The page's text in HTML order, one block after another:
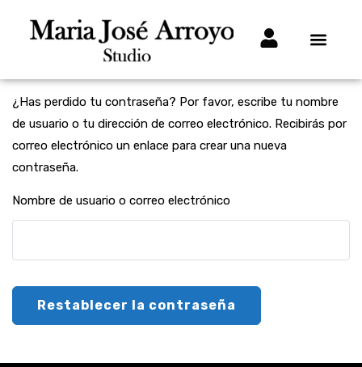
¿Has perdido tu contraseña? Por favor, escribe tu nombre
de usuario o tu dirección de correo electrónico. Recibirás por
correo electrónico un enlace para crear una nueva
contraseña.
Nombre de usuario o correo electrónico
Restablecer la contraseña